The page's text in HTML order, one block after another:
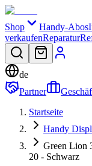
Shop Handy-Abos
verkaufenReparatur
de
Partner
Startseite
Handy
Green Lion
20 - Schwarz